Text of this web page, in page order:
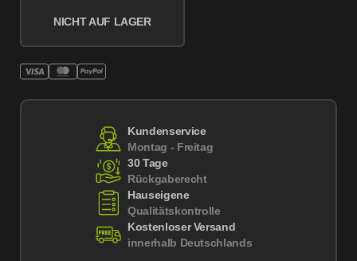
NICHT AUF LAGER
Kundenservice
Montag - Freitag
30 Tage
Rückgaberecht
Hauseigene
Qualitätskontrolle
Kostenloser Versand
innerhalb Deutschlands